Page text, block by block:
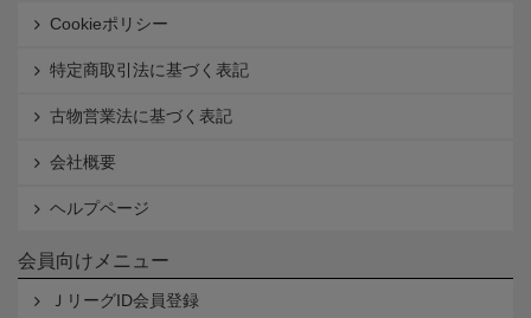
Cookieポリシー
特定商取引法に基づく表記
古物営業法に基づく表記
会社概要
ヘルプページ
会員向けメニュー
ＪリーグID会員登録